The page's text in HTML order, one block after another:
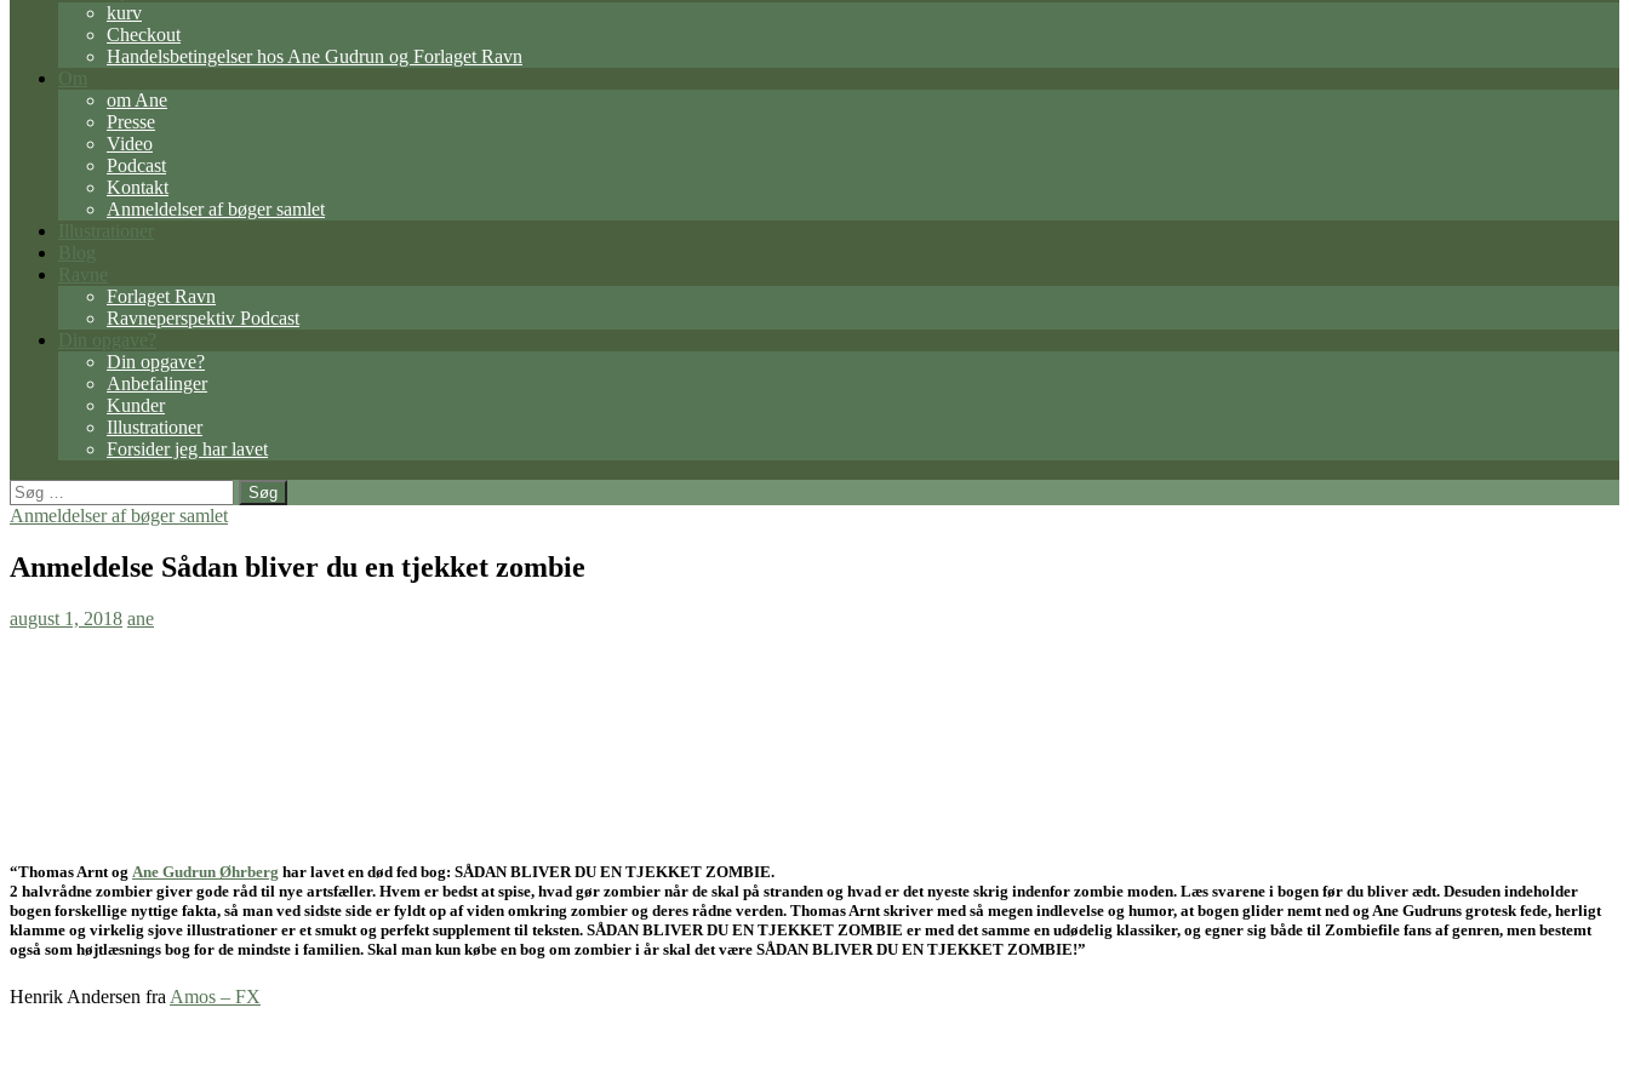
kurv
Checkout
Handelsbetingelser hos Ane Gudrun og Forlaget Ravn
Om
om Ane
Presse
Video
Podcast
Kontakt
Anmeldelser af bøger samlet
Forlaget Ravn
Ravneperspektiv Podcast
Din opgave?
Anbefalinger
Kunder
Illustrationer
Forsider jeg har lavet
Søg
efter:
Anmeldelser af bøger samlet
Anmeldelse Sådan bliver du en tjekket zombie
august 1, 2018 ane
“Thomas Arnt og Ane Gudrun Øhrberg har lavet en død fed bog: SÅDAN BLIVER DU EN TJEKKET ZOMBIE.
2 halvrådne zombier giver gode råd til nye artsfæller. Hvem er bedst at spise, hvad gør zombier når de skal på stranden og hvad er det nyeste skrig indenfor zombie moden. Læs svarene i bogen før du bliver ædt. Desuden indeholder
bogen forskellige nyttige fakta, så man ved sidste side er fyldt op af viden omkring zombier og deres rådne verden. Thomas Arnt skriver med så megen indlevelse og humor, at bogen glider nemt ned og Ane Gudruns grotesk fede, herligt
klamme og virkelig sjove illustrationer er et smukt og perfekt supplement til teksten. SÅDAN BLIVER DU EN TJEKKET ZOMBIE er med det samme en udødelig klassiker, og egner sig både til Zombiefile fans af genren, men bestemt
også som højtlæsnings bog for de mindste i familien. Skal man kun købe en bog om zombier i år skal det være SÅDAN BLIVER DU EN TJEKKET ZOMBIE!”
Henrik Andersen fra Amos – FX